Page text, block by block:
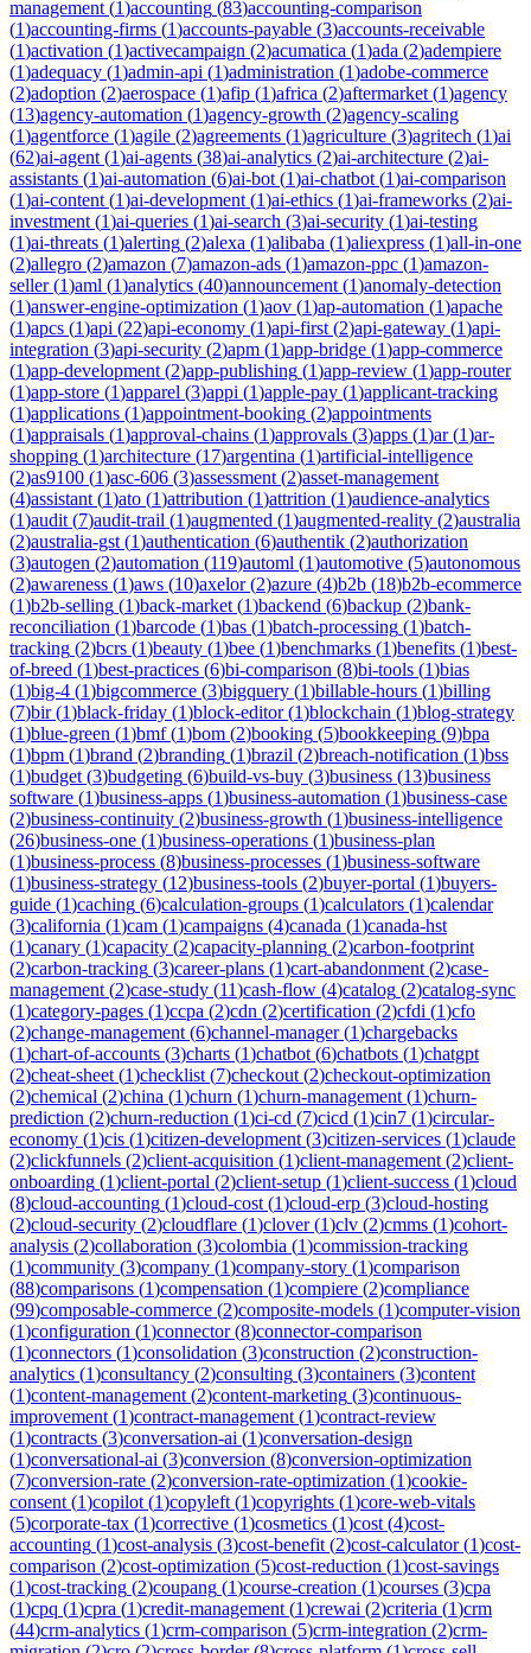
management (1)accounting (83)accounting-comparison
(1)accounting-firms (1)accounts-payable (3)accounts-receivable
(1)activation (1)activecampaign (2)acumatica (1)ada (2)adempiere
(1)adequacy (1)admin-api (1)administration (1)adobe-commerce
(2)adoption (2)aerospace (1)afip (1)africa (2)aftermarket (1)agency
(13)agency-automation (1)agency-growth (2)agency-scaling
(1)agentforce (1)agile (2)agreements (1)agriculture (3)agritech (1)ai
(62)ai-agent (1)ai-agents (38)ai-analytics (2)ai-architecture (2)ai-
assistants (1)ai-automation (6)ai-bot (1)ai-chatbot (1)ai-comparison
(1)ai-content (1)ai-development (1)ai-ethics (1)ai-frameworks (2)ai-
investment (1)ai-queries (1)ai-search (3)ai-security (1)ai-testing
(1)ai-threats (1)alerting (2)alexa (1)alibaba (1)aliexpress (1)all-in-one
(2)allegro (2)amazon (7)amazon-ads (1)amazon-ppc (1)amazon-
seller(1)aml (1)analytics (40)announcement (1)anomaly-detection
(1)answer-engine-optimization (1)aov (1)ap-automation (1)apache
(1)apcs (1)api (22)api-economy (1)api-first (2)api-gateway (1)api-
integration (3)api-security (2)apm (1)app-bridge (1)app-commerce
(1)app-development (2)app-publishing (1)app-review (1)app-router
(1)app-store (1)apparel (3)appi (1)apple-pay (1)applicant-tracking
(1)applications (1)appointment-booking (2)appointments
(1)appraisals (1)approval-chains (1)approvals (3)apps (1)ar(1)ar-
shopping (1)architecture (17)argentina (1)artificial-intelligence
(2)as9100 (1)asc-606 (3)assessment (2)asset-management
(4)assistant (1)ato (1)attribution (1)attrition (1)audience-analytics
(1)audit (7)audit-trail (1)augmented (1)augmented-reality (2)australia
(2)australia-gst (1)authentication (6)authentik (2)authorization
(3)autogen (2)automation (119)automl (1)automotive (5)autonomous
(2)awareness (1)aws (10)axelor(2)azure (4)b2b (18)b2b-ecommerce
(1)b2b-selling (1)back-market (1)backend (6)backup (2)bank-
reconciliation (1)barcode (1)bas (1)batch-processing (1)batch-
tracking (2)bcrs (1)beauty (1)bee (1)benchmarks (1)benefits (1)best-
of-breed (1)best-practices (6)bi-comparison (8)bi-tools (1)bias
(1)big-4 (1)bigcommerce (3)bigquery (1)billable-hours (1)billing
(7)bir(1)black-friday (1)block-editor(1)blockchain (1)blog-strategy
(1)blue-green (1)bmf(1)bom (2)booking (5)bookkeeping (9)bpa
(1)bpm (1)brand (2)branding (1)brazil (2)breach-notification (1)bss
(1)budget (3)budgeting (6)build-vs-buy (3)business (13)business
software (1)business-apps (1)business-automation (1)business-case
(2)business-continuity (2)business-growth (1)business-intelligence
(26)business-one (1)business-operations (1)business-plan
(1)business-process (8)business-processes (1)business-software
(1)business-strategy (12)business-tools (2)buyer-portal (1)buyers-
guide (1)caching (6)calculation-groups (1)calculators (1)calendar
(3)california (1)cam (1)campaigns (4)canada (1)canada-hst
(1)canary (1)capacity (2)capacity-planning (2)carbon-footprint
(2)carbon-tracking (3)career-plans (1)cart-abandonment (2)case-
management (2)case-study (11)cash-flow (4)catalog (2)catalog-sync
(1)category-pages (1)ccpa (2)cdn (2)certification (2)cfdi (1)cfo
(2)change-management (6)channel-manager(1)chargebacks
(1)chart-of-accounts (3)charts (1)chatbot (6)chatbots (1)chatgpt
(2)cheat-sheet (1)checklist (7)checkout (2)checkout-optimization
(2)chemical (2)china (1)churn (1)churn-management (1)churn-
prediction (2)churn-reduction (1)ci-cd (7)cicd (1)cin7 (1)circular-
economy (1)cis (1)citizen-development (3)citizen-services (1)claude
(2)clickfunnels (2)client-acquisition (1)client-management (2)client-
onboarding (1)client-portal (2)client-setup (1)client-success (1)cloud
(8)cloud-accounting (1)cloud-cost (1)cloud-erp (3)cloud-hosting
(2)cloud-security (2)cloudflare (1)clover(1)clv (2)cmms (1)cohort-
analysis (2)collaboration (3)colombia (1)commission-tracking
(1)community (3)company (1)company-story (1)comparison
(88)comparisons (1)compensation (1)compiere (2)compliance
(99)composable-commerce (2)composite-models (1)computer-vision
(1)configuration (1)connector(8)connector-comparison
(1)connectors (1)consolidation (3)construction (2)construction-
analytics (1)consultancy (2)consulting (3)containers (3)content
(1)content-management (2)content-marketing (3)continuous-
improvement (1)contract-management (1)contract-review
(1)contracts (3)conversation-ai (1)conversation-design
(1)conversational-ai (3)conversion (8)conversion-optimization
(7)conversion-rate (2)conversion-rate-optimization (1)cookie-
consent (1)copilot (1)copyleft (1)copyrights (1)core-web-vitals
(5)corporate-tax (1)corrective (1)cosmetics (1)cost (4)cost-
accounting (1)cost-analysis (3)cost-benefit (2)cost-calculator(1)cost-
comparison (2)cost-optimization (5)cost-reduction (1)cost-savings
(1)cost-tracking (2)coupang (1)course-creation (1)courses (3)cpa
(1)cpq (1)cpra (1)credit-management (1)crewai (2)criteria (1)crm
(44)crm-analytics (1)crm-comparison (5)crm-integration (2)crm-